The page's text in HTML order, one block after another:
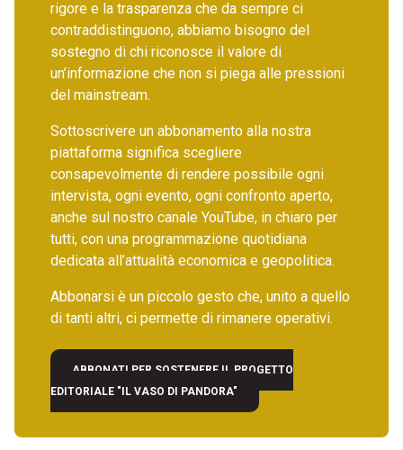
rigore e la trasparenza che da sempre ci
contraddistinguono, abbiamo bisogno del
sostegno di chi riconosce il valore di
un’informazione che non si piega alle pressioni
del mainstream.
Sottoscrivere un abbonamento alla nostra
piattaforma significa scegliere
consapevolmente di rendere possibile ogni
intervista, ogni evento, ogni confronto aperto,
anche sul nostro canale YouTube, in chiaro per
tutti, con una programmazione quotidiana
dedicata all’attualità economica e geopolitica.
Abbonarsi è un piccolo gesto che, unito a quello
di tanti altri, ci permette di rimanere operativi.
ABBONATI PER SOSTENERE IL PROGETTO
EDITORIALE "IL VASO DI PANDORA"